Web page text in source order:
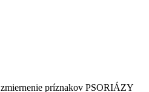
príznakov PSORIÁZY